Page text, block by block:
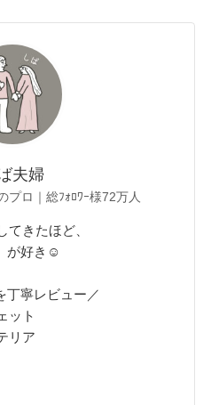
夫婦
プロ｜総ﾌｫﾛﾜｰ様72万人
てきたほど、
が好き☺︎
丁寧レビュー／
ット
リア